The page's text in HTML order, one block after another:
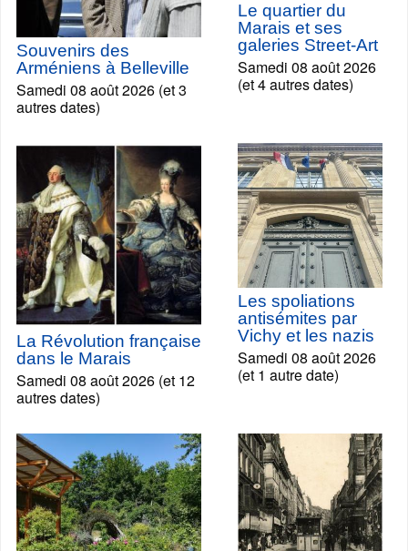
Souvenirs des
Arméniens à Belleville
Samedi 08 août 2026 (et 3
autres dates)
Le quartier du
Marais et ses
galeries Street-Art
Samedi 08 août 2026
(et 4 autres dates)
La Révolution française
dans le Marais
Samedi 08 août 2026 (et 12
autres dates)
Les spoliations
antisémites par
Vichy et les nazis
Samedi 08 août 2026
(et 1 autre date)